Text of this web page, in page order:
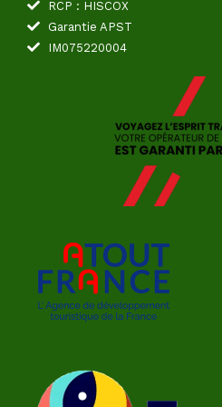
RCP : HISCOX
Garantie APST
IM075220004